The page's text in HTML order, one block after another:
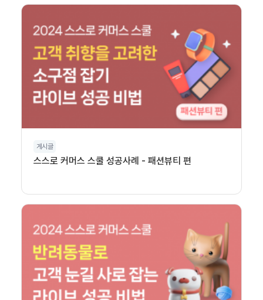
게시글
스스로 커머스 스쿨 성공사례 - 패션뷰티 편